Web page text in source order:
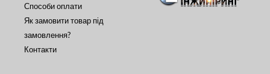
Способи оплати
Як замовити товар під
замовлення?
Контакти